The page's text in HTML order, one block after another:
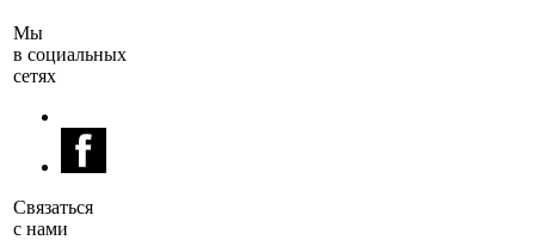
Мы
в социальных
сетях
Cвязаться
с нами